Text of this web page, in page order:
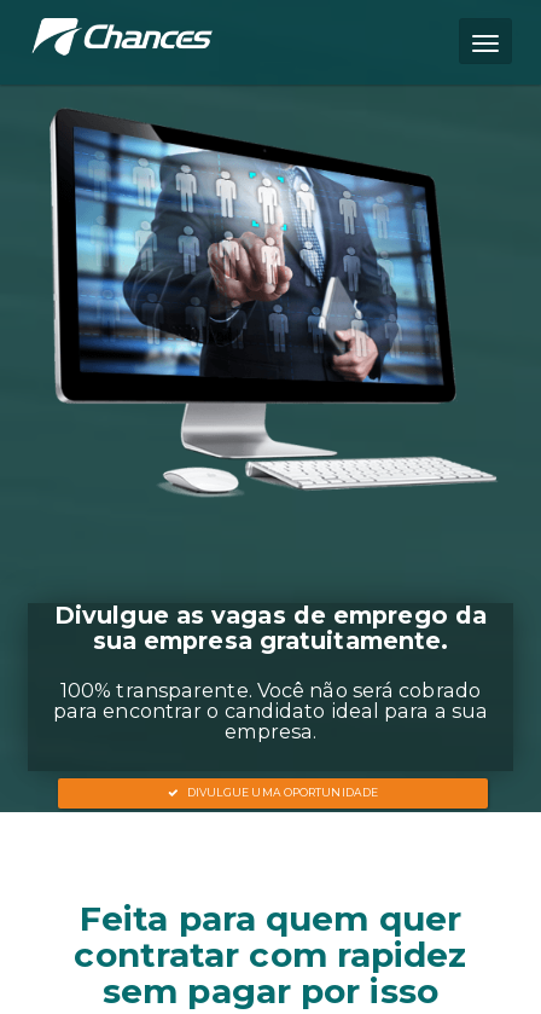
sua empresa
100% transparente. Você não
para encontrar o candidato ideal
empresa.
Feita para quem quer
contratar com rapidez
sem pagar por isso